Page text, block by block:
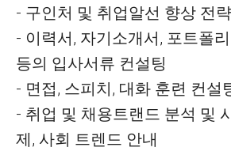
- 구인처 및 취업알선 향상 전
- 이력서, 자기소개서, 포트폴
등의 입사서류 컨설팅
- 면접, 스피치, 대화 훈련 컨설
- 취업 및 채용트랜드 분석 및
제, 사회 트렌드 안내